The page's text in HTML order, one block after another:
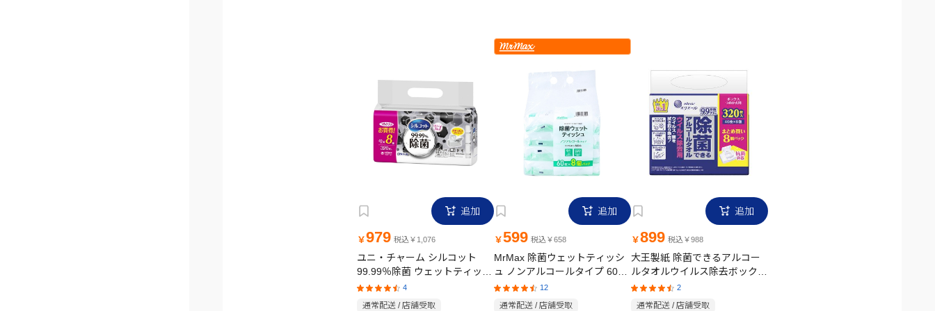
追加
￥979 税込￥1,076
ユニ・チャーム シルコット
99.99％除菌 ウェットティッシ
ュ アルコールタイプ 詰替（40
枚×8個）
4
通常配送 / 店舗受取
追加
￥599 税込￥658
MrMax 除菌ウェットティッシ
ュ ノンアルコールタイプ 60枚
×8個パック12
通常配送 / 店舗受取
追加
￥899 税込￥988
大王製紙 除菌できるアルコー
ルタオルウイルス除去ボックス
40枚 8個
2
通常配送 / 店舗受取